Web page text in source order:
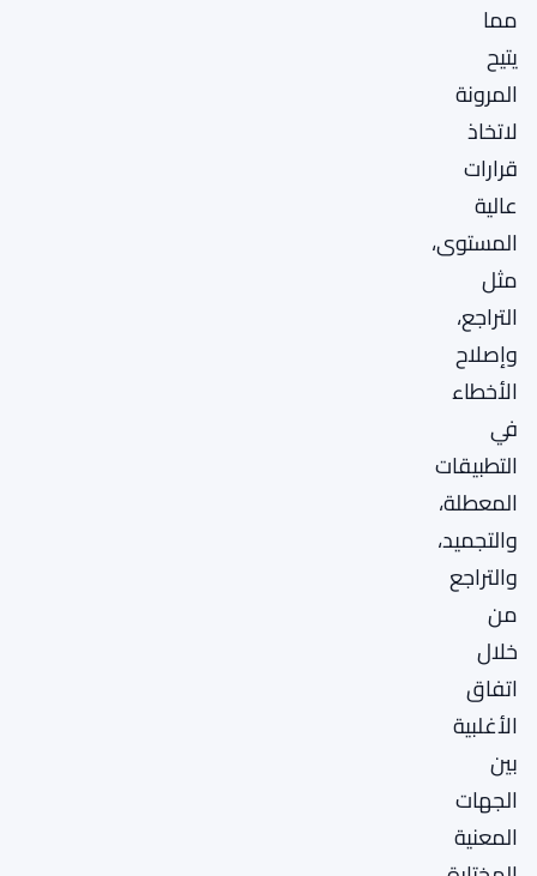
مما
يتيح
المرونة
لاتخاذ
قرارات
عالية
المستوى،
مثل
التراجع،
وإصلاح
الأخطاء
في
التطبيقات
المعطلة،
والتجميد،
والتراجع
من
خلال
اتفاق
الأغلبية
بين
الجهات
المعنية